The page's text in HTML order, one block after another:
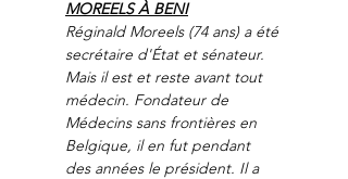
MOREELS À BENI
Réginald Moreels (74 ans) a été
secrétaire d'État et sénateur.
Mais il est et reste avant tout
médecin. Fondateur de
Médecins sans frontières en
Belgique, il en fut pendant
des années le président. Il a